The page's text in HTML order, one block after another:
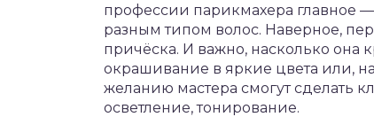
профессии парикмахера главное
разным типом волос. Наверное,
причёска. И важно, насколько она
окрашивание в яркие цвета или,
желанию мастера смогут сделать
осветление, тонирование.